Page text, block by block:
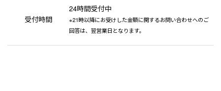
受付時間
24時間受付中
※21時以降にお受けした金額に関するお問い合わせへのご
回答は、翌営業日となります。